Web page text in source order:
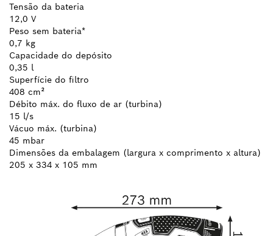
Tensão da bateria
12,0 V
Peso sem bateria*
0,7 kg
Capacidade do depósito
0,35 l
Superfície do filtro
408 cm²
Débito máx. do fluxo de ar (turbina)
15 l/s
Vácuo máx. (turbina)
45 mbar
Dimensões da embalagem (largura x comprimento x altura)
205 x 334 x 105 mm